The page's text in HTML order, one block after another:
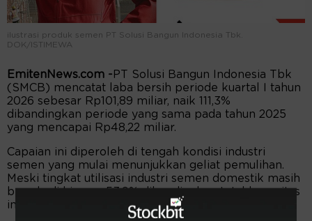
ilustrasi produk semen PT Solusi Bangun Indonesia Tbk.
DOK/ISTIMEWA
EmitenNews.com - PT Solusi Bangun Indonesia Tbk
(SMCB) mencatat laba bersih periode kuartal I tahun
2026 sebesar Rp101,89 miliar, naik 111,3%
dibandingkan periode yang sama pada tahun 2025
yang mencapai Rp48,22 miliar.
Capaian ini diperoleh di tengah kondisi industri
semen yang mulai menunjukkan geliat pemulihan.
Meski tingkat utilisasi industri semen domestik masih
berada di kisaran 53,9% dibandingkan total kapasitas
industri yang mencapai 124 juta ton.